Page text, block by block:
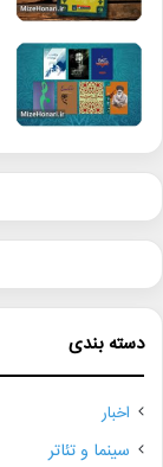
دسته بندی
اخبار
سینما و تئاتر